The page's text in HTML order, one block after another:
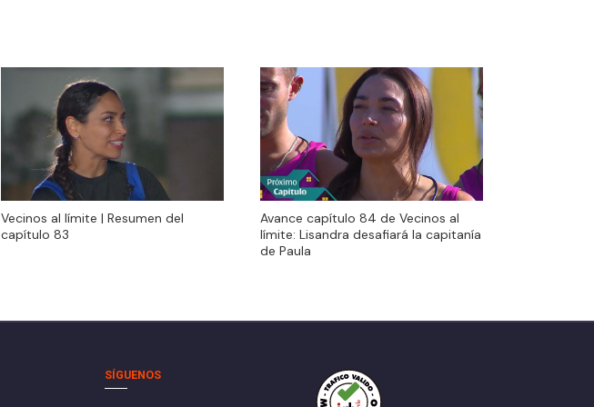
capítulo 83
Vecinos al límite | Resumen del
capítulo 83
límite: Lisandra desafiará la capitanía
de Paula
Avance capítulo 84 de Vecinos al
límite: Lisandra desafiará la capitanía
de Paula
SÍGUENOS